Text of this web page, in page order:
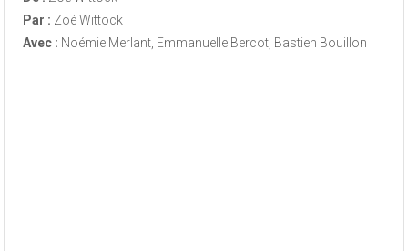
Par : Zoé Wittock
Avec : Noémie Merlant, Emmanuelle Bercot, Bastien Bouillon